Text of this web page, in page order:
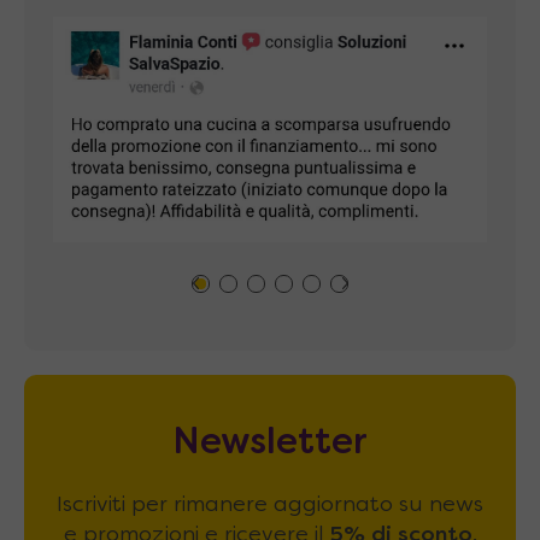
Newsletter
Iscriviti per rimanere aggiornato su news